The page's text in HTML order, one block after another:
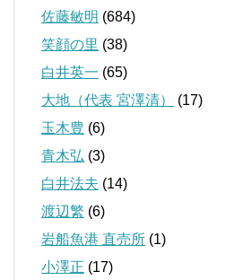
佐藤敏明 (684)
笑顔の里 (38)
白井英一 (65)
大地（代表 宮澤清）
(17)
玉木豊 (6)
青木弘 (3)
白井法夫 (14)
渡辺繁 (6)
岩船魚港 直売所 (1)
小澤正 (17)